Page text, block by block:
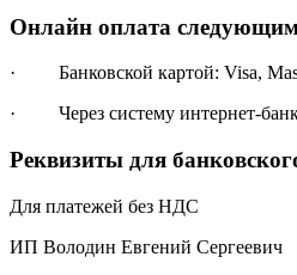
Онлайн оплата
· Банковской картой: Visa,
· Через систему интернет-
Реквизиты для
Для платежей без НДС
ИП Володин Евгений Сергеевич